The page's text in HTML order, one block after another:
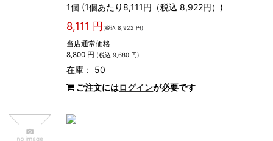
1個 (1個あたり8,111円（税込 8,922円）)
8,111 円 (税込 8,922 円)
当店通常価格
8,800 円 (税込 9,680 円)
在庫： 50
ご注文にはログインが必要です